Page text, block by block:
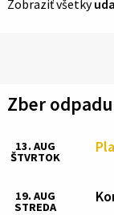
Zobraziť všetky
Zber odpadu
13. AUG
ŠTVRTOK
19. AUG
STREDA